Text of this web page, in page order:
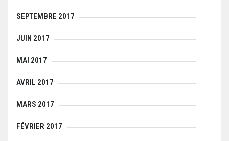
SEPTEMBRE 2017
JUIN 2017
MAI 2017
AVRIL 2017
MARS 2017
FÉVRIER 2017